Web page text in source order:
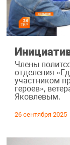
Члены
отделения
участником
героев»,
Яковлевым.
26 сентября 2025